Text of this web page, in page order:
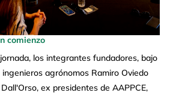
comienzo
los integrantes fundadores, bajo
agrónomos Ramiro Oviedo
ex presidentes de AAPPCE,